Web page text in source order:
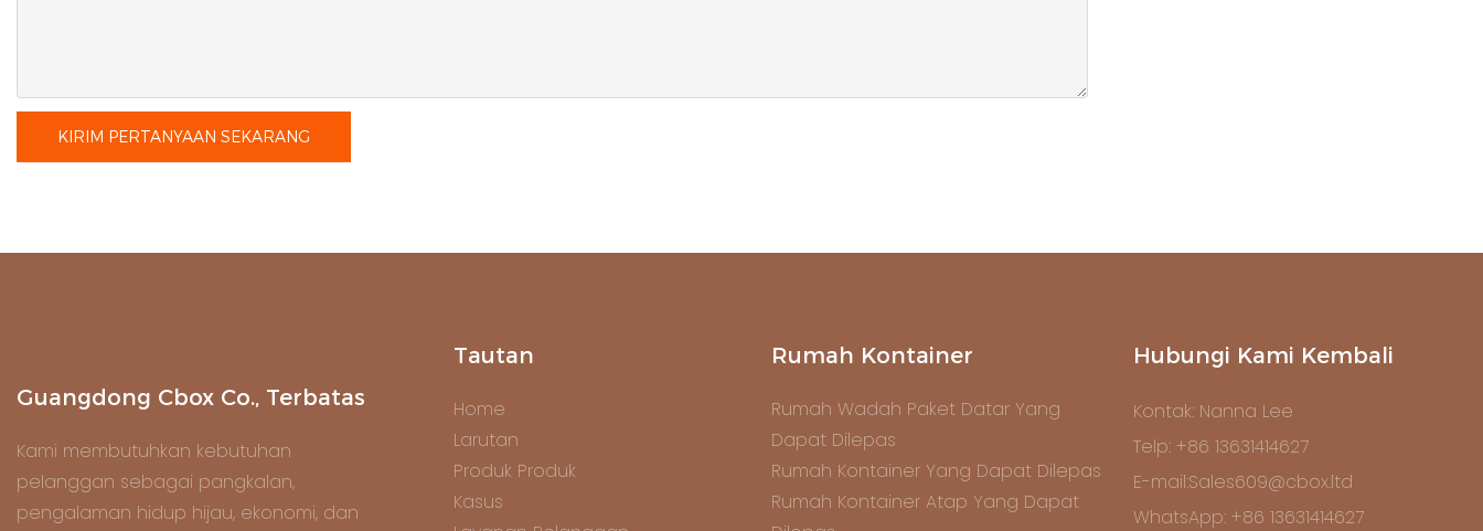
KIRIM PERTANYAAN SEKARANG
Guangdong Cbox Co., Terbatas
Kami membutuhkan kebutuhan
pelanggan sebagai pangkalan,
pengalaman hidup hijau, ekonomi, dan
Tautan
Home
Larutan
Produk Produk
Kasus
Rumah Kontainer
Rumah Wadah Paket Datar Yang
Dapat Dilepas
Rumah Kontainer Yang Dapat Dilepas
Rumah Kontainer Atap Yang Dapat
Hubungi Kami Kembali
Kontak: Nanna Lee
Telp: +86 13631414627
E-mail:Sales609@cbox.ltd
WhatsApp: +86 13631414627